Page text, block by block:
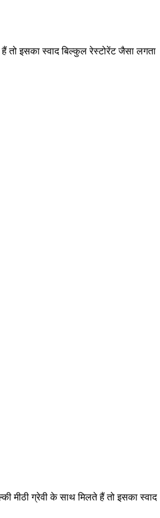
तो इसका स्वाद बिल्कुल रेस्टोरेंट जैसा लगता
मीठी ग्रेवी के साथ मिलते हैं तो इसका स्वाद